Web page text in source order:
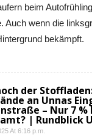
beim
Auch wenn die
bekämpft.
der
an Unnas
– Nur 7 %
| Rundblick
At 6:16 p.m.